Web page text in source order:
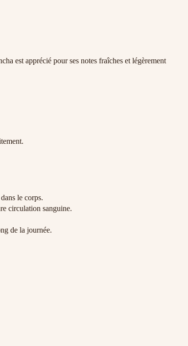
est apprécié pour ses notes fraîches et légèrement
le corps.
circulation sanguine.
de la journée.